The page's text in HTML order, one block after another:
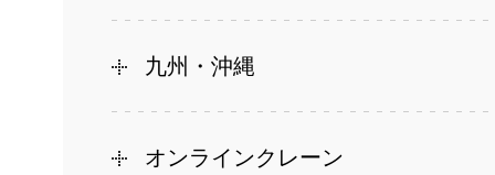
九州・沖縄
オンラインクレーン